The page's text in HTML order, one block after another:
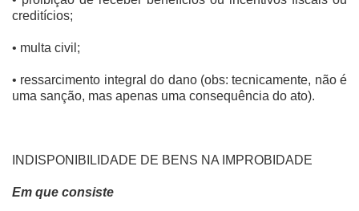
creditícios;
• multa civil;
• ressarcimento integral do dano (obs: tecnicamente, não é
uma sanção, mas apenas uma consequência do ato).
INDISPONIBILIDADE DE BENS NA IMPROBIDADE
Em que consiste